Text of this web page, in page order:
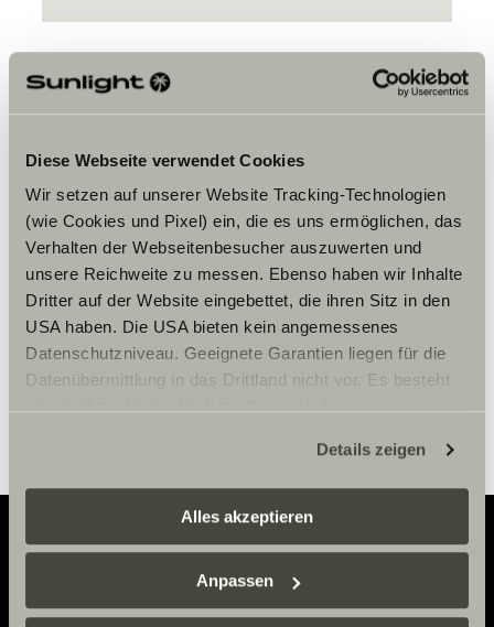
Diese Webseite verwendet Cookies
Wir setzen auf unserer Website Tracking-Technologien
(wie Cookies und Pixel) ein, die es uns ermöglichen, das
Verhalten der Webseitenbesucher auszuwerten und
unsere Reichweite zu messen. Ebenso haben wir Inhalte
Dritter auf der Website eingebettet, die ihren Sitz in den
USA haben. Die USA bieten kein angemessenes
Datenschutzniveau. Geeignete Garantien liegen für die
Datenübermittlung in das Drittland nicht vor. Es besteht
zustehen. Eingesetzte Dienstleister können Daten für
eigene Zwecke verarbeiten und mit anderen Daten
zusammenführen. Weitere Informationen finden Sie hier:
Datenschutzerklärung
einzelne Cookies/Dienste in den Einstellungen aus,
erteilen Sie uns Ihre Einwilligung zur Verarbeitung Ihrer
Details zeigen
Alles akzeptieren
Anpassen
Vennligst aksepter
markedsføringscookies for å se
innholdet.
Innstillinger for cookies
Adventure